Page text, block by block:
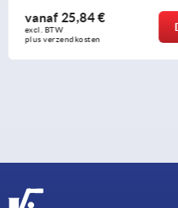
vanaf115,14 €
excl. BTW
plus verzendkosten